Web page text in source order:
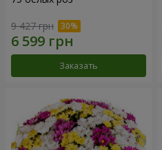
9 427 грн
Заказать